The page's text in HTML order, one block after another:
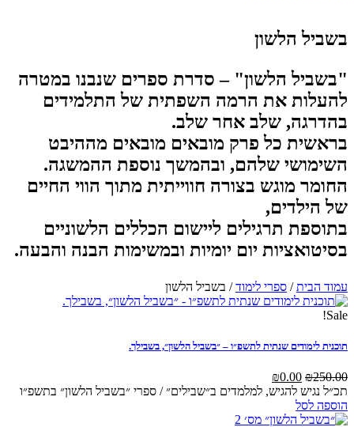
הלשון
הלשון" – סדרת ספרים שנבנו במטרה
את הרמה השפתית של התלמידים
שלב אחר שלב.
כל פרק מובאים מובאים מההיבט
שלהם, ובהמשך נוספת ההמשגה.
מוגש בצורה חווייתית מתוך הווי החיים
תרגילים ליישום הכללים הלשוניים
יום יומיות ובמשימות הבנה והבעה.
/ ספרי לימוד/ בשביל הלשון
שנתית לתשפ״ו – ״בשביל הלשון״, בשבילך.
₪המחיר
המקורי
היה:
₪250.00.
₪0.00 המחיר
הנוכחי
הוא:
₪0.00.
להגיש, למלמדים ב״שבילים״ / ספרי ״בשביל הלשון״ בתשפ״ו
לסל